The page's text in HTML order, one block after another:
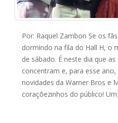
Por: Raquel Zambon Se os
dormindo na fila do Hall H, o
de sábado. É neste dia que
concentram e, para esse
novidades da Warner Bros e
coraçõezinhos do público!